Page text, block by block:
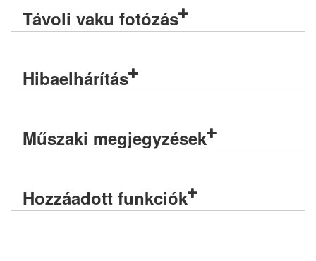
Távoli vaku fotózás
Hibaelhárítás
Műszaki megjegyzések
Hozzáadott funkciók